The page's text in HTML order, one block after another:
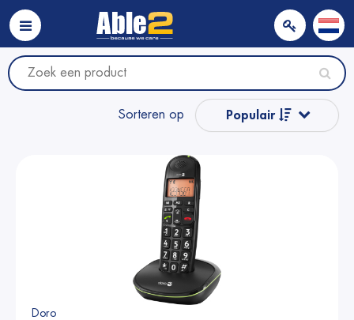
Sorteren op Populair
Doro